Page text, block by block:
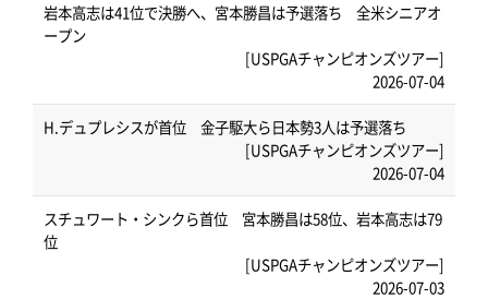
岩本高志は41位で決勝へ、宮本勝昌は予選落ち 全米シニアオ
ープン
[USPGAチャンピオンズツアー]
2026-07-04
H.デュプレシスが首位 金子駆大ら日本勢3人は予選落ち
[USPGAチャンピオンズツアー]
2026-07-04
スチュワート・シンクら首位 宮本勝昌は58位、岩本高志は79
位
[USPGAチャンピオンズツアー]
2026-07-03